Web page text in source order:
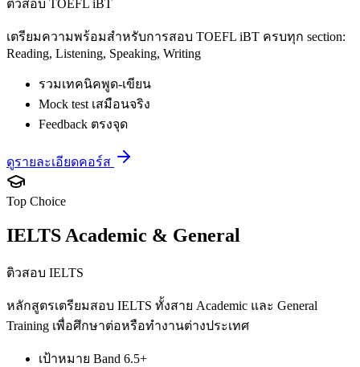
ติวสอบ TOEFL iBT
เตรียมความพร้อมสำหรับการสอบ TOEFL iBT ครบทุก section:
Reading, Listening, Speaking, Writing
รวมเทคนิคพูด-เขียน
Mock test เสมือนจริง
Feedback ตรงจุด
ดูรายละเอียดคอร์ส
Top Choice
IELTS Academic & General
ติวสอบ IELTS
หลักสูตรเตรียมสอบ IELTS ทั้งสาย Academic และ General
Training เพื่อศึกษาต่อหรือทำงานต่างประเทศ
เป้าหมาย Band 6.5+